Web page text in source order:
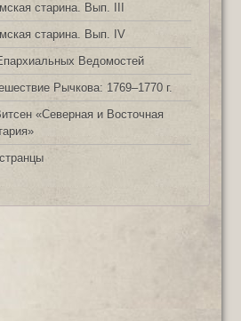
старина. Вып. III
старина. Вып. IV
Ведомостей
Рычкова: 1769‒1770 г.
«Северная и Восточная